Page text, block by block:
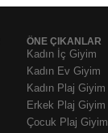
ÖNE ÇIKANLAR
Kadın İç Giyim
Kadın Ev Giyim
Kadın Plaj Giyim
Erkek Plaj Giyim
Çocuk Plaj Giyim